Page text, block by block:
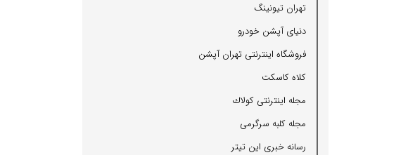
تهران تیونینگ
دنیای آپشن خودرو
فروشگاه اینترنتی تهران آپشن
كلاه كاسكت
مجله اینترنتی كولاك
مجله كلبه سرگرمی
رسانه خبری این تیتر